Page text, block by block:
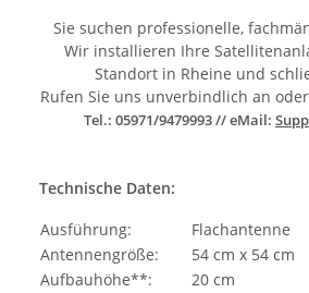
Sie suchen professionelle,
Wir installieren Ihre
Standort in Rheine und
Rufen Sie uns unverbindlich an
Tel.: 05971/9479993 // eMail:
Technische Daten:
Ausführung:
Flachantenne
Antennengröße:
54 cm x 54 cm
Aufbauhöhe**:
20 cm